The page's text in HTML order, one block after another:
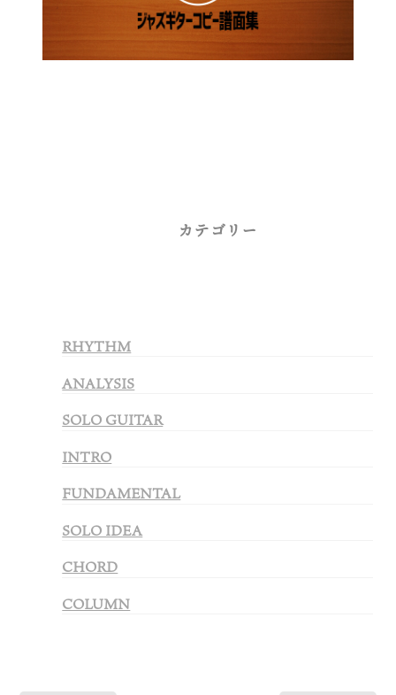
カテゴリー
RHYTHM
ANALYSIS
SOLO GUITAR
INTRO
FUNDAMENTAL
SOLO IDEA
CHORD
COLUMN